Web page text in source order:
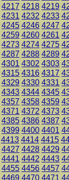
4217 4218 4219
4231 4232 4233
4245 4246 4247
4259 4260 4261
4273 4274 4275
4287 4288 4289
4301 4302 4303
4315 4316 4317
4329 4330 4331
4343 4344 4345
4357 4358 4359
4371 4372 4373
4385 4386 4387
4399 4400 4401
4413 4414 4415
4427 4428 4429
4441 4442 4443
4455 4456 4457
4469 4470 4471